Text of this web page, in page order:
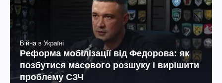
Війна в Україні
Реформа мобілізації від Федорова: як
позбутися масового розшуку і вирішити
проблему СЗЧ